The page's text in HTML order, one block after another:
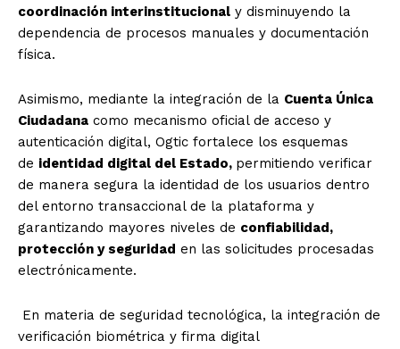
coordinación interinstitucional y disminuyendo la
dependencia de procesos manuales y documentación
física.
Asimismo, mediante la integración de la Cuenta Única
Ciudadana como mecanismo oficial de acceso y
autenticación digital, Ogtic fortalece los esquemas
de identidad digital del Estado, permitiendo verificar
de manera segura la identidad de los usuarios dentro
del entorno transaccional de la plataforma y
garantizando mayores niveles de confiabilidad,
protección y seguridad en las solicitudes procesadas
electrónicamente.
En materia de seguridad tecnológica, la integración de
verificación biométrica y firma digital